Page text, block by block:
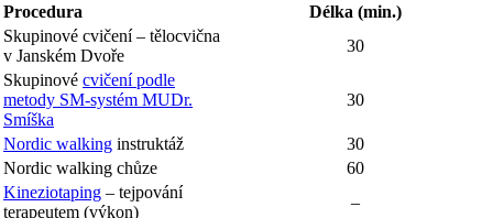
Procedura
Délka (min.)
Skupinové cvičení – tělocvična
v Janském Dvoře
30
Skupinové cvičení podle
metody SM-systém MUDr.
Smíška
30
Nordic walking instruktáž
30
Nordic walking chůze
60
Kineziotaping – tejpování
terapeutem (výkon)
–